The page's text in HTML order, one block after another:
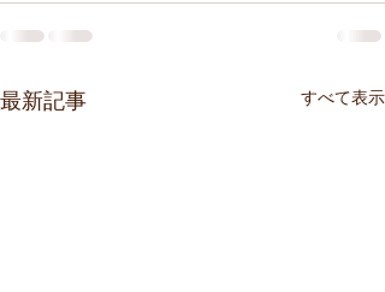
最新記事 すべて表示